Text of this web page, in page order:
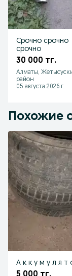
Срочно срочно
срочно
30 000 тг.
Алматы,
район
05 августа 2026 г.
Похожие
А к к у м у л я т